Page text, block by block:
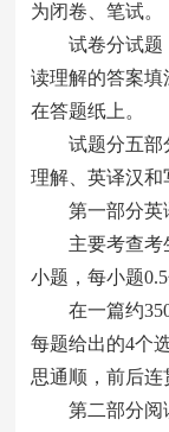
为闭卷、笔试。
试卷分试题，
读理解的答案填
在答题纸上。
试题分五部分
理解、英译汉和
第一部分英
主要考查考生
小题，每小题
在一篇约350
每题给出的4个
思通顺，前后连
第二部分阅